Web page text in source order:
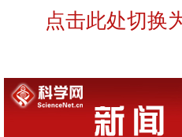
点击此处切换